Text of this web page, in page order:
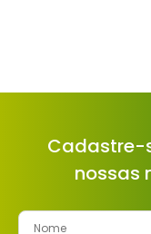
Cadastre-
nossas